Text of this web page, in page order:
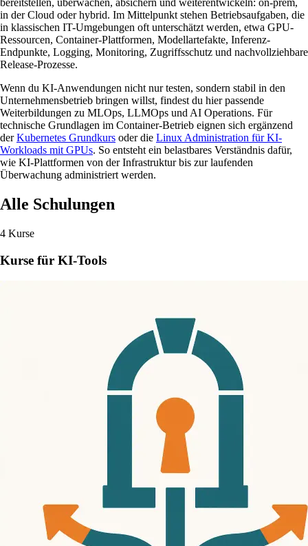
bereitstellen, überwachen, absichern und weiterentwickeln: on-prem,
in der Cloud oder hybrid. Im Mittelpunkt stehen Betriebsaufgaben, die
in klassischen IT-Umgebungen oft unterschätzt werden, etwa GPU-
Ressourcen, Container-Plattformen, Modellartefakte, Inferenz-
Endpunkte, Logging, Monitoring, Zugriffsschutz und nachvollziehbare
Release-Prozesse.
Wenn du KI-Anwendungen nicht nur testen, sondern stabil in den
Unternehmensbetrieb bringen willst, findest du hier passende
Weiterbildungen zu MLOps, LLMOps und AI Operations. Für
technische Grundlagen im Container-Betrieb eignen sich ergänzend
derKubernetes Grundkurs oder die Linux Administration für KI-
Workloads mit GPUs. So entsteht ein belastbares Verständnis dafür,
wie KI-Plattformen von der Infrastruktur bis zur laufenden
Überwachung administriert werden.
Alle Schulungen
4 Kurse
Kurse für KI-Tools